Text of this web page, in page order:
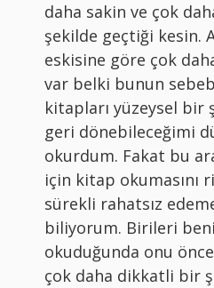
daha sakin ve çok
şekilde geçtiği kesin.
eskisine göre çok
var belki bunun
kitapları yüzeysel bir
geri dönebileceğimi
okurdum. Fakat bu
için kitap okumasını
sürekli rahatsız
biliyorum. Birileri
okuduğunda onu
çok daha dikkatli bir